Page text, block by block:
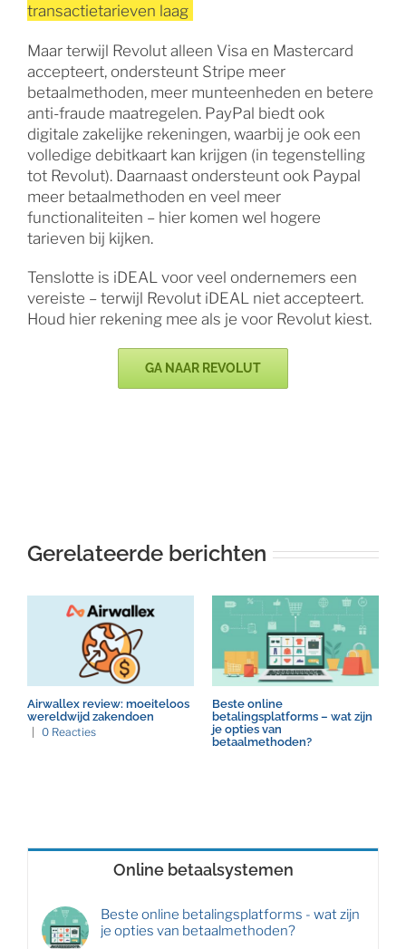
transactietarieven laag
Maar terwijl Revolut alleen Visa en Mastercard
accepteert, ondersteunt Stripe meer
betaalmethoden, meer munteenheden en betere
anti-fraude maatregelen. PayPal biedt ook
digitale zakelijke rekeningen, waarbij je ook een
volledige debitkaart kan krijgen (in tegenstelling
tot Revolut). Daarnaast ondersteunt ook Paypal
meer betaalmethoden en veel meer
functionaliteiten – hier komen wel hogere
tarieven bij kijken.
Tenslotte is iDEAL voor veel ondernemers een
vereiste – terwijl Revolut iDEAL niet accepteert.
Houd hier rekening mee als je voor Revolut kiest.
GA NAAR REVOLUT
Gerelateerde berichten
Airwallex review: moeiteloos
wereldwijd zakendoen
0 Reacties
Beste online
betalingsplatforms – wat zijn
je opties van
betaalmethoden?
Online betaalsystemen
Beste online betalingsplatforms - wat zijn
je opties van betaalmethoden?